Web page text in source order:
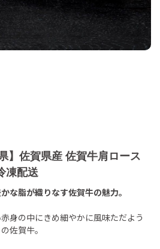
】佐賀県産 佐賀牛肩ロース
配送
な脂が織りなす佐賀牛の魅力。
身の中にきめ細やかに風味ただよう
佐賀牛。